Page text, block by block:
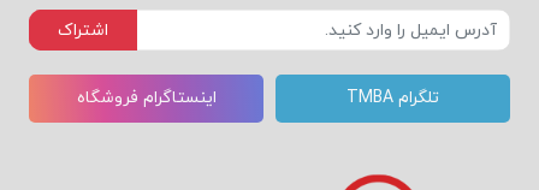
اشتراک
تلگرام TMBA اینستاگرام فروشگاه